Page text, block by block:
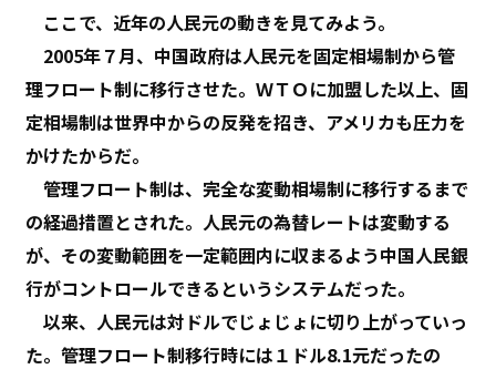
ここで、近年の人民元の動きを見てみよう。
2005年７月、中国政府は人民元を固定相場制から管
理フロート制に移行させた。ＷＴＯに加盟した以上、固
定相場制は世界中からの反発を招き、アメリカも圧力を
かけたからだ。
管理フロート制は、完全な変動相場制に移行するまで
の経過措置とされた。人民元の為替レートは変動する
が、その変動範囲を一定範囲内に収まるよう中国人民銀
行がコントロールできるというシステムだった。
以来、人民元は対ドルでじょじょに切り上がっていっ
た。管理フロート制移行時には１ドル8.1元だったの